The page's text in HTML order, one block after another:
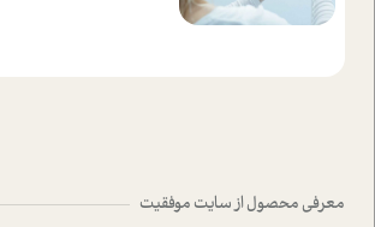
معرفی محصول از سایت موفقیت